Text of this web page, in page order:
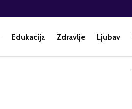
Edukacija Zdravlje Ljubav